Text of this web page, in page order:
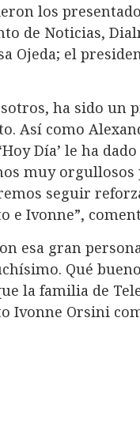
los
de Noticias,
Ojeda; el
ha sido
Así como
Día’ le ha
muy
seguir
e Ivonne”,
esa gran
Qué
la familia de
Ivonne Orsini